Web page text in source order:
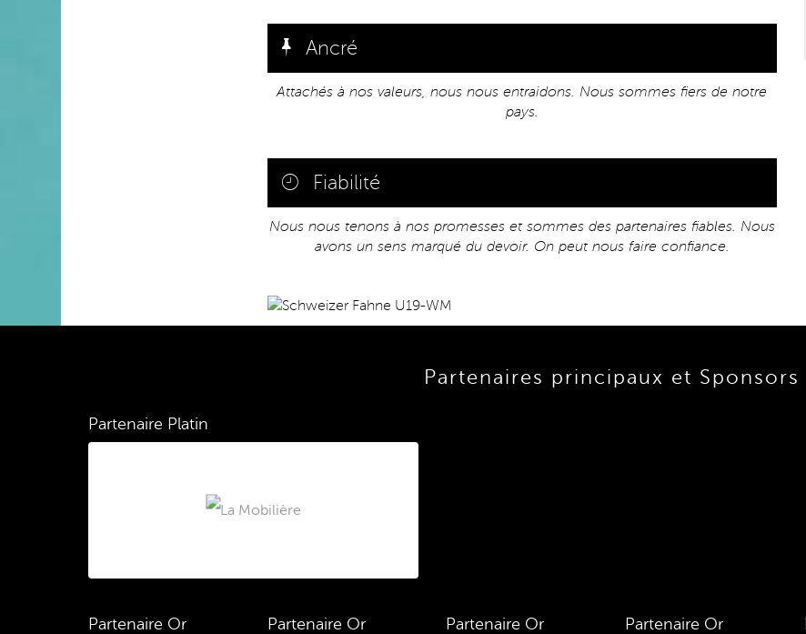
Ancré
Attachés à nos valeurs, nous nous entraidons. Nous sommes fiers de notre
pays.
Fiabilité
Nous nous tenons à nos promesses et sommes des partenaires fiables. Nous
avons un sens marqué du devoir. On peut nous faire confiance.
Partenaires principaux et Sponsors
Partenaire Platin
Partenaire Or Partenaire Or Partenaire Or Partenaire Or